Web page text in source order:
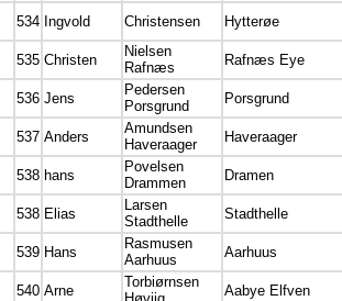
534 Ingvold Christensen Hytterøe
535 Christen
Nielsen
Rafnæs
Rafnæs Eye
536 Jens
Pedersen
Porsgrund
Porsgrund
537 Anders
Amundsen
Haveraager
Haveraager
538 hans
Povelsen
Drammen
Dramen
538 Elias
Larsen
Stadthelle
Stadthelle
539 Hans
Rasmusen
Aarhuus
Aarhuus
540 Arne
Torbiørnsen
Aabye Elfven